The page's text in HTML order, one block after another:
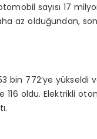
sayısı 17
az olduğundan, son
bin 772’ye
116 oldu. Elektrikli